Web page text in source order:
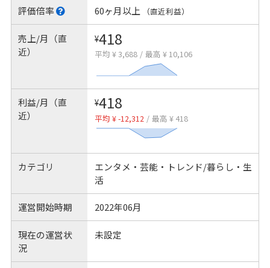
評価倍率 60ヶ月以上 （直近利益）
売上/月（直
近）
¥418
平均 ¥ 3,688 / 最高 ¥ 10,106
利益/月（直
近）
¥418
平均 ¥ -12,312 / 最高 ¥ 418
カテゴリ
エンタメ・芸能・トレンド/暮らし・生
活
運営開始時期 2022年06月
現在の運営状
況
未設定